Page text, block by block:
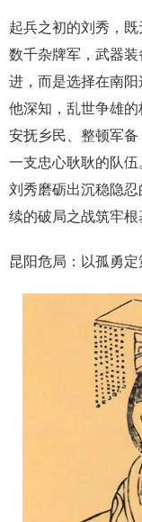
起兵之初的刘秀，
数千杂牌军，武器
进，而是选择在南阳
他深知，乱世争雄
安抚乡民、整顿军
一支忠心耿耿的队
刘秀磨砺出沉稳隐
续的破局之战筑牢根
昆阳危局：以孤勇